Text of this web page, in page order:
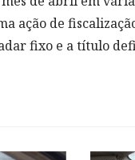
ação de
fixo e a título